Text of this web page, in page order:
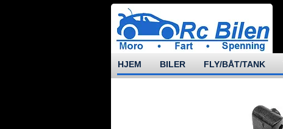
HJEM BILER FLY/BÅT/TANK